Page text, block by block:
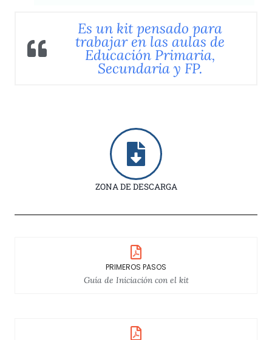
Es un kit pensado para
trabajar en las aulas de
Educación Primaria,
Secundaria y FP.
ZONA DE DESCARGA
PRIMEROS PASOS
Guía de Iniciación con el kit